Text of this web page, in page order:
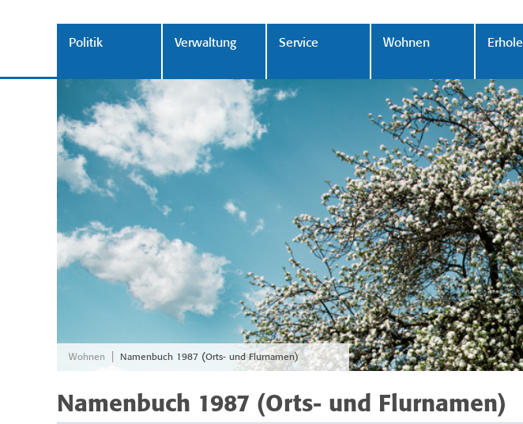
Politik Verwaltung Service Wohnen
Wohnen Namenbuch 1987 (Orts- und Flurnamen)
Namenbuch 1987 (Orts- und Flurnamen)